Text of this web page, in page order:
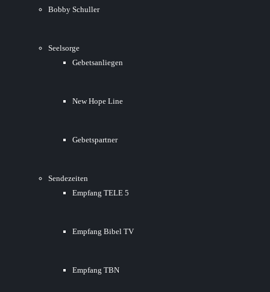
Bobby Schuller
Seelsorge
Gebetsanliegen
New Hope Line
Gebetspartner
Sendezeiten
Empfang TELE 5
Empfang Bibel TV
Empfang TBN